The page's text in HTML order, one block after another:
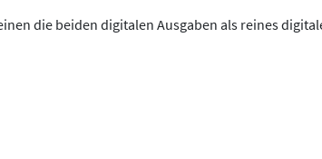
die beiden digitalen Ausgaben als reines